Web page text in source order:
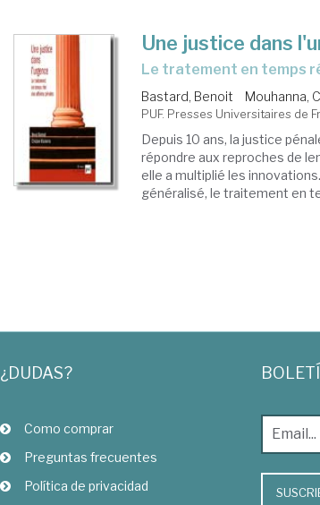
Une justice dans
le tratement en temps
Bastard, Benoit Mouhanna,
PUF. Presses Universitaires de
Depuis 10 ans, la justice
répondre aux reproches de
elle a multiplié les
généralisé, le traitement en
¿DUDAS?
Como comprar
Preguntas frecuentes
Política de privacidad